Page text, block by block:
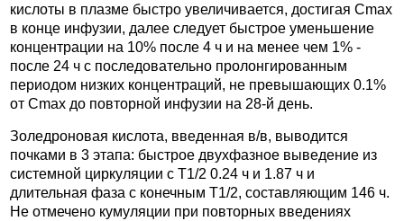
кислоты в плазме быстро увеличивается, достигая Cmax
в конце инфузии, далее следует быстрое уменьшение
концентрации на 10% после 4 ч и на менее чем 1% -
после 24 ч с последовательно пролонгированным
периодом низких концентраций, не превышающих 0.1%
от Cmax до повторной инфузии на 28-й день.
Золедроновая кислота, введенная в/в, выводится
почками в 3 этапа: быстрое двухфазное выведение из
системной циркуляции с T1/2 0.24 ч и 1.87 ч и
длительная фаза с конечным T1/2, составляющим 146 ч.
Не отмечено кумуляции при повторных введениях